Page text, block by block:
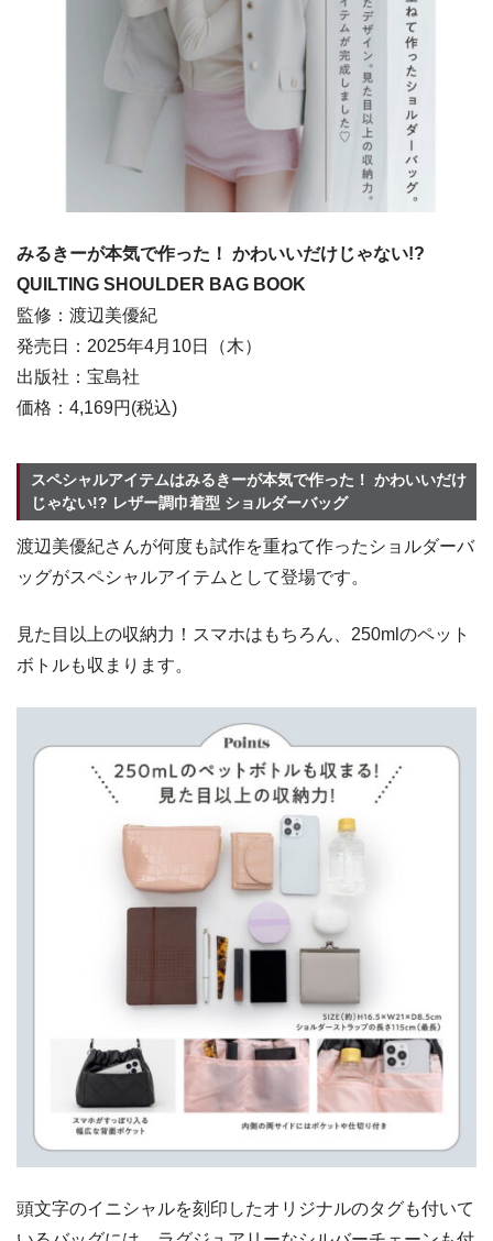
みるきーが本気で作った！ かわいいだけじゃない!?
QUILTING SHOULDER BAG BOOK
監修：渡辺美優紀
発売日：2025年4月10日（木）
出版社：宝島社
価格：4,169円(税込)
スペシャルアイテムはみるきーが本気で作った！ かわいいだけ
じゃない!? レザー調巾着型 ショルダーバッグ
渡辺美優紀さんが何度も試作を重ねて作ったショルダーバ
ッグがスペシャルアイテムとして登場です。
見た目以上の収納力！スマホはもちろん、250mlのペット
ボトルも収まります。
頭文字のイニシャルを刻印したオリジナルのタグも付いて